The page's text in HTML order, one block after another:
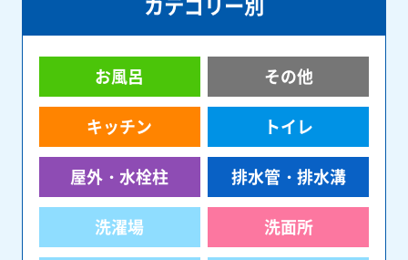
お風呂 その他
キッチン トイレ
屋外・水栓柱 排水管・排水溝
洗濯場 洗面所